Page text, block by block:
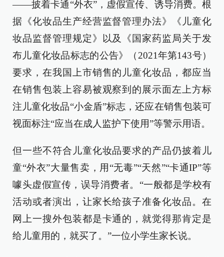
——披着卡通“外衣”，虚假宣传、诱导消费。根
据《化妆品生产经营监督管理办法》《儿童化
妆品监督管理规定》以及《国家药监局关于发
布儿童化妆品标志的公告》（2021年第143号）
要求，在我国上市销售的儿童化妆品，都应当
在销售包装上容易被观察到的展示面左上方标
注儿童化妆品“小金盾”标志，还应在销售包装可
视面标注“应当在成人监护下使用”等警示用语。
但一些不符合儿童化妆品要求的产品仍披着儿
童“外衣”大量售卖，用“无毒”“天然”“卡通IP”等
噱头虚假宣传，误导消费者。“一般都是学校有
活动或者演出，让家长给孩子准备化妆品。在
网上一搜外包装都是卡通的，就觉得那肯定是
给儿童用的，就买了。”一位小学生家长说。